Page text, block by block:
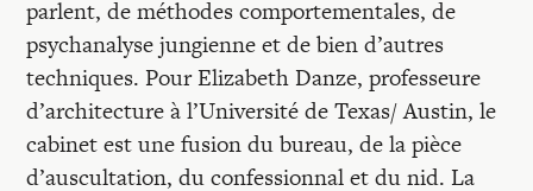
parlent, de méthodes comportementales, de
psychanalyse jungienne et de bien d’autres
techniques. Pour Elizabeth Danze, professeure
d’architecture à l’Université de Texas/ Austin, le
cabinet est une fusion du bureau, de la pièce
d’auscultation, du confessionnal et du nid. La